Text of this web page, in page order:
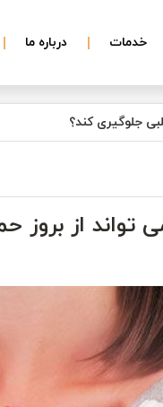
خدمات درباره ما
جلوگیری کند؟
تواند از بروز